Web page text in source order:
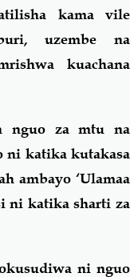
kama vile
uzembe na
kuachana
nguo za mtu na
ni katika kutakasa
ambayo ‘Ulamaa
ni katika sharti za
ni nguo